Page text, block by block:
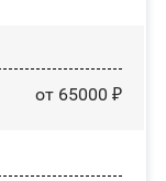
от 65000 ₽